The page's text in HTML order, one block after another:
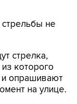
не
стрелка,
которого
и опрашивают
на улице.